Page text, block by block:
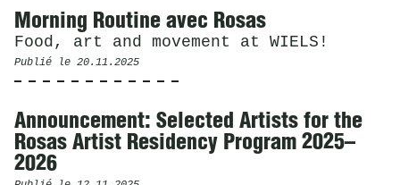
Morning Routine avec Rosas
Food, art and movement at WIELS!
Publié le 20.11.2025
Announcement: Selected Artists for the
Rosas Artist Residency Program 2025–
2026